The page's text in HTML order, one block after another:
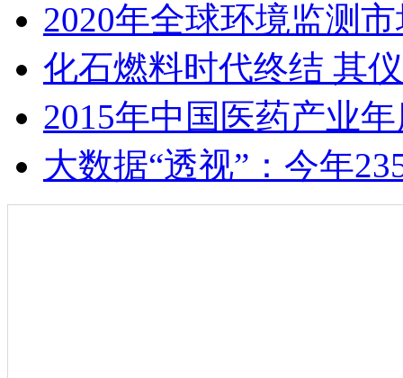
2020年全球环境监测
化石燃料时代终结 其
2015年中国医药产业
大数据“透视”：今年